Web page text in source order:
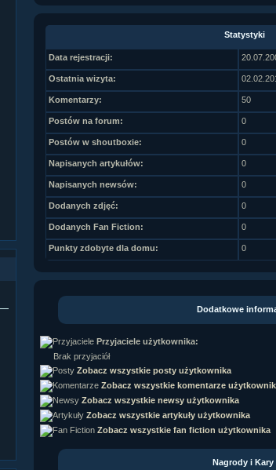
Napisanych artykułów:
Zdjęć w galerii:21,490
Tematów na forum:3,921
Postów na forum:319,637
Komentarzy do materiałów:
222,019
Rozdanych pochwał:3,327
Wlepionych ostrzeżeń:4,170
Statystyki
Data rejestracji:
Ostatnia wizyta:
Komentarzy: 50
Postów na forum: 0
Postów w shoutboxie: 0
Napisanych artykułów: 0
Napisanych newsów: 0
Dodanych zdjęć: 0
Dodanych Fan Fiction: 0
Punkty zdobyte dla domu: 0
Dodatkowe
Przyjaciele użytkownika:
Brak przyjaciół
Zobacz wszystkie posty użytkownika
Zobacz wszystkie komentarze
Zobacz wszystkie newsy użytkownika
Zobacz wszystkie artykuły użytkownika
Zobacz wszystkie fan fiction użytkownika
Nagrody i Kary